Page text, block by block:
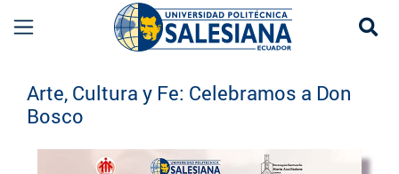
Arte, Cultura y Fe: Celebramos a Don
Bosco